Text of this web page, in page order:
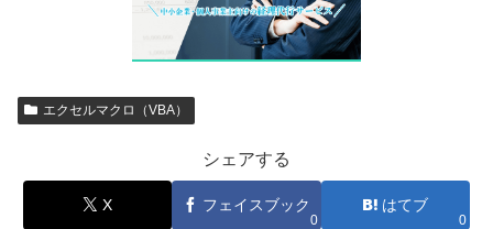
エクセルマクロ（VBA）
シェアする
X フェイスブック
0
はてブ
0